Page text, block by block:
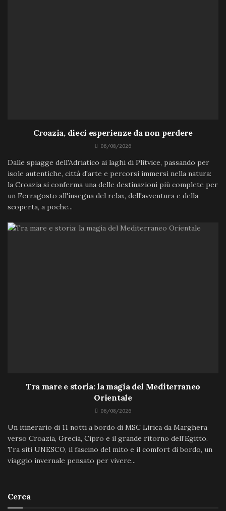
Croazia, dieci esperienze da non perdere
06/08/2026
Dalle spiagge dell'Adriatico ai laghi di Plitvice, passando per
isole autentiche, città d'arte e percorsi immersi nella natura:
la Croazia si conferma una delle destinazioni più complete per
un Ferragosto all'insegna del relax, dell'avventura e della
scoperta, a poche...
Tra mare e storia: la magia del Mediterraneo
Orientale
06/08/2026
Un itinerario di 11 notti a bordo di MSC Lirica da Marghera
verso Croazia, Grecia, Cipro e il grande ritorno dell’Egitto.
Tra siti UNESCO, il fascino del mito e il comfort di bordo, un
viaggio invernale pensato per vivere...
Cerca